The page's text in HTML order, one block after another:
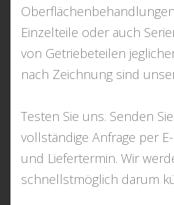
Einzelteile oder auch
von Getriebeteilen
nach Zeichnung sind
Testen Sie uns. Senden
vollständige Anfrage per
und Liefertermin. Wir
schnellstmöglich darum